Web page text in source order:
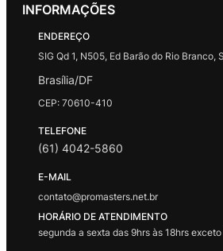
INFORMAÇÕES
ENDEREÇO
SIG Qd 1, N505, Ed Barão do Rio Branco,
Brasília/DF
CEP: 70610-410
TELEFONE
(61) 4042-5860
E-MAIL
contato@promasters.net.br
HORÁRIO DE ATENDIMENTO
segunda a sexta das 9hrs às 18hrs